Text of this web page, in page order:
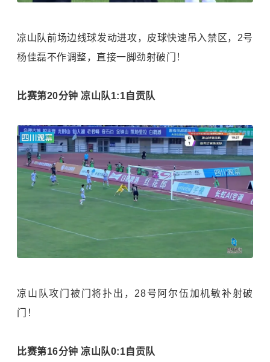
凉山队前场边线球发动进攻，皮球快速吊入禁区，2号
杨佳磊不作调整，直接一脚劲射破门！
比赛第20分钟 凉山队1:1自贡队
凉山队攻门被门将扑出，28号阿尔伍加机敏补射破
门！
比赛第16分钟 凉山队0:1自贡队